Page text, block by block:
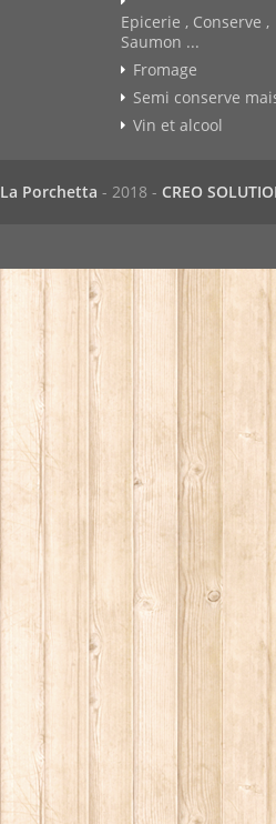
Epicerie , Conserve ,
Saumon ...
Fromage
Semi conserve
Vin et alcool
La Porchetta - 2018 - CREO